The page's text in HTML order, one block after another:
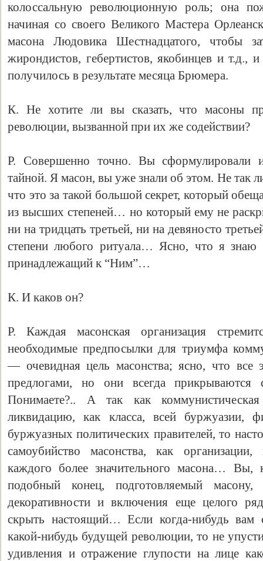
колоссальную революционную роль; она
начиная со своего Великого Мастера
масона Людовика Шестнадцатого, чтобы
жирондистов, гебертистов, якобинцев и т.д.,
получилось в результате месяца Брюмера.
К. Не хотите ли вы сказать, что масоны
революции, вызванной при их же содействии?
Р. Совершенно точно. Вы сформулировали
тайной. Я масон, вы уже знали об этом. Не так
что это за такой большой секрет, который
из высших степеней… но который ему не
ни на тридцать третьей, ни на девяносто
степени любого ритуала… Ясно, что я
принадлежащий к “Ним”…
К. И каков он?
Р. Каждая масонская организация
необходимые предпосылки для триумфа
— очевидная цель масонства; ясно, что все
предлогами, но они всегда прикрываются
Понимаете?.. А так как
ликвидацию, как класса, всей буржуазии,
буржуазных политических правителей, то
самоубийство масонства, как
каждого более значительного масона… Вы,
подобный конец, подготовляемый масону,
декоративности и включения еще целого
скрыть настоящий… Если когда-нибудь вам
какой-нибудь будущей революции, то не
удивления и отражение глупости на лице